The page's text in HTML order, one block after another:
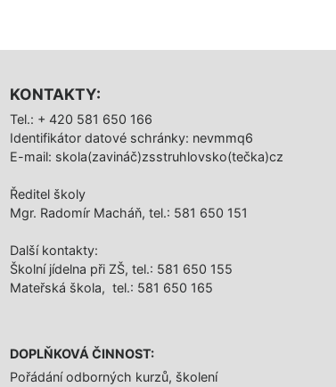
KONTAKTY:
Tel.: + 420 581 650 166
Identifikátor datové schránky: nevmmq6
E-mail: skola(zavináč)zsstruhlovsko(tečka)cz
Ředitel školy
Mgr. Radomír Macháň, tel.: 581 650 151
Další­ kontakty:
Školní jídelna při ZŠ, tel.: 581 650 155
Mateřská škola, tel.: 581 650 165
DOPLŇKOVÁ ČINNOST:
Pořádání odborných kurzů, školení